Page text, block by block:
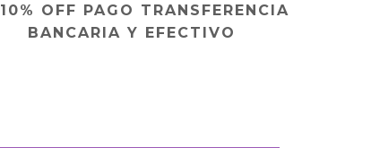
10% OFF PAGO TRANSFERENCIA
BANCARIA Y EFECTIVO